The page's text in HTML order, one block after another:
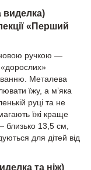
виделка)
«Перший
ручкою —
Металева
їжу, а м’яка
руці та не
їжі краще
близько 13,5 см,
для дітей від
та ніж)